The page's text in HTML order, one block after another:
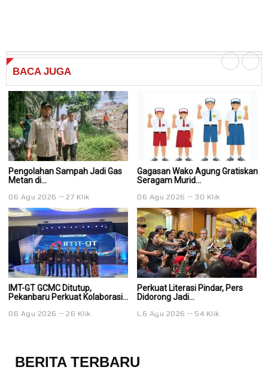
BACA JUGA
Pengolahan Sampah Jadi Gas
Metan di...
06 Agu 2026 27 Klik
Gagasan Wako Agung Gratiskan
Seragam Murid...
06 Agu 2026 30 Klik
IMT-GT GCMC Ditutup,
Pekanbaru Perkuat Kolaborasi...
06 Agu 2026 26 Klik
Perkuat Literasi Pindar, Pers
Didorong Jadi...
06 Agu 2026 54 Klik
BERITA TERBARU